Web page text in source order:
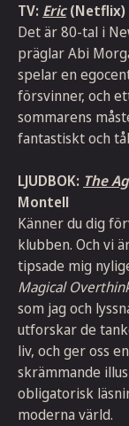
TV: Eric(Netflix)
Det är 80-tal i
präglar Abi
spelar en
försvinner, och
sommarens
fantastiskt och
LJUDBOK: The
Montell
Känner du dig
klubben. Och vi
tipsade mig
Magical
som jag och
utforskar de
liv, och ger oss
skrämmande
obligatorisk
moderna värld.